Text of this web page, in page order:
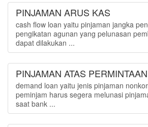
PINJAMAN ARUS KAS
cash flow loan yaitu pinjaman jangka
pengikatan agunan yang pelunasan
dapat dilakukan ...
PINJAMAN ATAS PERMINTAAN
demand loan yaitu jenis pinjaman
peminjam harus segera melunasi
saat bank ...